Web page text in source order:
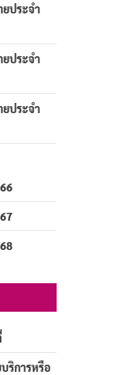
ประจำ
ประจำ
ประจำ
ริการหรือ